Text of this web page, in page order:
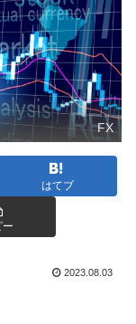
FX
はてブ
ー
2023.08.03